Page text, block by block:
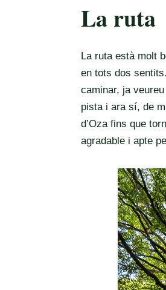
La ruta
La ruta està molt
en tots dos
caminar, ja
pista i ara sí, de
d’Oza fins que
agradable i apte